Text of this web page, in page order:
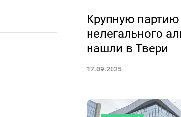
Крупную партию
нелегального
нашли в Твери
17.09.2025